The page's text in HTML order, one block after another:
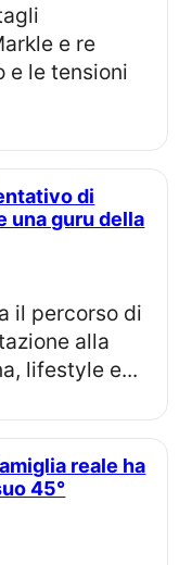
e re
e le tensioni
una guru della
alla
lifestyle e...
45°